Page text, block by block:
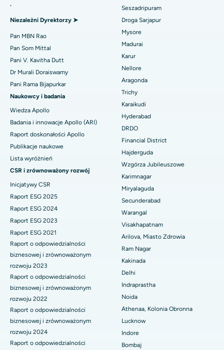
Znajdź psychologa
Znajdź chirurga ogólnego
Najlepszy szpital w Aragondzie, Andhra Pradesh
Najlepszy szpital przy Bannerghatta Road w Bangalore
Najlepszy szpital w oddziale 15 w Bhubaneswar
Najlepszy szpital przy Seepat Road w Bilaspur
Najlepszy szpital w Ellisbridge, Ahmedabad
Najlepszy szpital w Nowym Delhi
Najlepszy szpital w DRDO, Hajdarabad
Najlepszy szpital przy GS Road w Guwahati
Najlepszy szpital w Hajdarabadzie
Najlepszy szpital w Vijay Nagar, Indore
Najlepszy szpital przy Suryaraopeta Main Road, Kakinada
Najlepszy szpital przy Canal Circular Road w Kalkucie
Najlepszy szpital w dzielnicy biznesowej Belapur, Navi Mumbai
Najlepszy szpital w Panchavati, Nashik
Najlepszy szpital w Secunderabad, Hajdarabad
Najlepszy szpital w Seshadripuram, Bangalore
Najlepszy szpital przy Waltair Main Road, Visakhapatnam
Ablacja endometrium
Embolizacja tętnicy macicznej
Cystektomia jajnika
Operacja raka piersi
Kolonoskopia
Polipektomia
Głęboka stymulacja mózgu
Dializa otrzewnowa
Biopsja nerki
Paratyroidektomia
Chirurgia cytoredukcyjna
Ceramiczna całkowita wymiana stawu kolanowego
ERCP
.
Niezależni Dyrektorzy ➤
Pan MBN Rao
Pan Som Mittal
Pani V. Kavitha Dutt
Dr Murali Doraiswamy
Pani Rama Bijapurkar
Naukowcy i badania
Wiedza Apollo
Badania i innowacje Apollo (ARI)
Raport doskonałości Apollo
Publikacje naukowe
Lista wyróżnień
CSR i zrównoważony rozwój
Inicjatywy CSR
Raport ESG 2025
Raport ESG 2024
Raport ESG 2023
Raport ESG 2021
Raport o odpowiedzialności
biznesowej i zrównoważonym
rozwoju 2023
Raport o odpowiedzialności
biznesowej i zrównoważonym
rozwoju 2022
Raport o odpowiedzialności
biznesowej i zrównoważonym
rozwoju 2024
Raport o odpowiedzialności
Seszadripuram
Droga Sarjapur
Mysore
Madurai
Karur
Nellore
Aragonda
Trichy
Karaikudi
Hyderabad
DRDO
Financial District
Hajderguda
Wzgórza Jubileuszowe
Karimnagar
Miryalaguda
Secunderabad
Warangal
Visakhapatnam
Arilova, Miasto Zdrowia
Ram Nagar
Kakinada
Delhi
Indraprastha
Noida
Athenaa, Kolonia Obronna
Lucknow
Indore
Bombaj